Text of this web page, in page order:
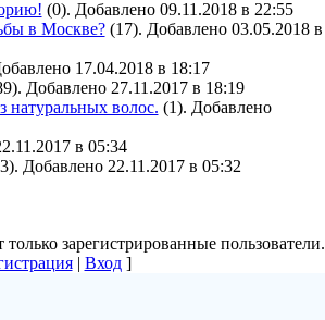
(0). Добавлено 09.11.2018 в 22:55
в Москве?(17). Добавлено 03.05.2018 в
17.04.2018 в 18:17
Добавлено 27.11.2017 в 18:19
натуральных волос. (1). Добавлено
в 05:34
Добавлено 22.11.2017 в 05:32
зарегистрированные пользователи.
| Вход]